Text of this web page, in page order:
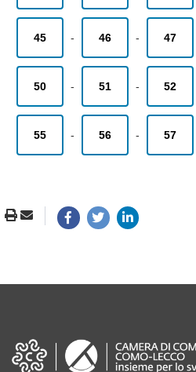
45 - 46 - 47
50 - 51 - 52
55 - 56 - 57